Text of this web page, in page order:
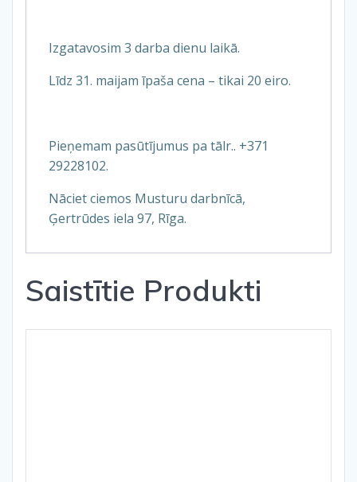
Izgatavosim 3 darba dienu laikā.
Līdz 31. maijam īpaša cena – tikai 20 eiro.
Pieņemam pasūtījumus pa tālr.. +371
29228102.
Nāciet ciemos Musturu darbnīcā,
Ģertrūdes iela 97, Rīga.
Saistītie Produkti